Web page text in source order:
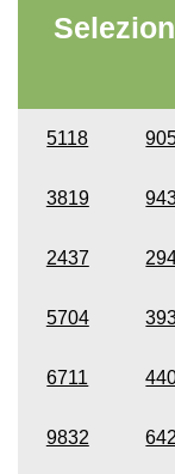
5118
3819
2437
5704
6711
9832